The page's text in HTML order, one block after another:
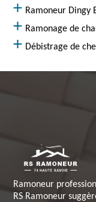
Ramoneur Dingy
Ramonage de
Débistrage de
Ramoneur
RS Ramoneur